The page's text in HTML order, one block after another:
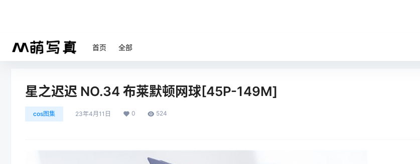
首页 全部
星之迟迟 NO.34 布莱默顿网球[45P-149M]
cos图集 23年4月11日 0 524